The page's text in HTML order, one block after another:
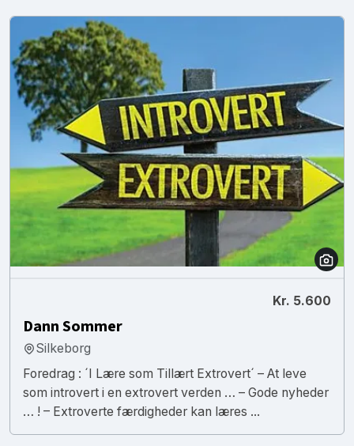
Kr. 5.600
Dann Sommer
Silkeborg
Foredrag : ´I Lære som Tillært Extrovert´ – At leve
som introvert i en extrovert verden … – Gode nyheder
… ! – Extroverte færdigheder kan læres ...